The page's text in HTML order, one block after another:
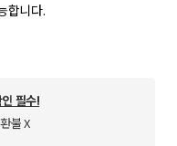
합니다.
필수!
불 X